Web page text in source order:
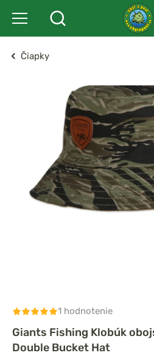
Čiapky
1 hodnotenie
Giants Fishing Klobúk
Double Bucket Hat